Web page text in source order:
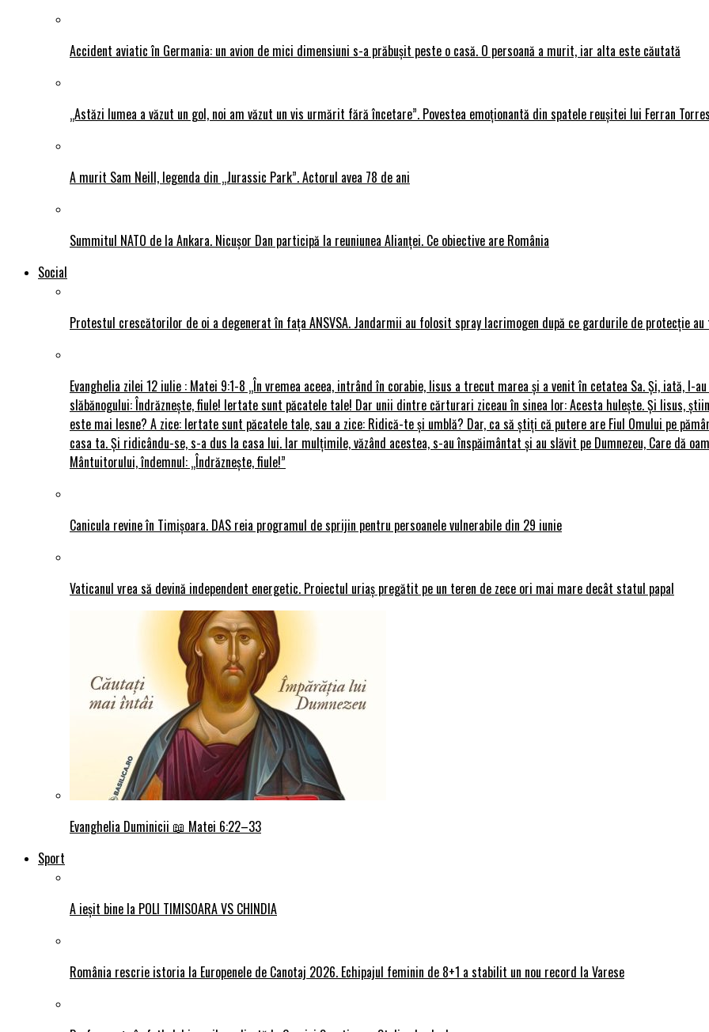
Accident aviatic în Germania: un avion de mici dimensiuni s-a prăbușit peste o casă. O persoană a murit, iar alta este căutată
„Astăzi lumea a văzut un gol, noi am văzut un vis urmărit fără încetare”. Povestea emoționantă din spatele reușitei lui Ferran
A murit Sam Neill, legenda din „Jurassic Park”. Actorul avea 78 de ani
Summitul NATO de la Ankara. Nicușor Dan participă la reuniunea Alianței. Ce obiective are România
Social
Protestul crescătorilor de oi a degenerat în fața ANSVSA. Jandarmii au folosit spray lacrimogen după ce gardurile de protecție
Evanghelia zilei 12 iulie : Matei 9:1-8 „În vremea aceea, intrând în corabie, Iisus a trecut marea și a venit în cetatea Sa. Și, iată, I-
slăbănogului: Îndrăznește, fiule! Iertate sunt păcatele tale! Dar unii dintre cărturari ziceau în sinea lor: Acesta hulește. Și Iisus,
este mai lesne? A zice: Iertate sunt păcatele tale, sau a zice: Ridică-te și umblă? Dar, ca să știți că putere are Fiul Omului pe
casa ta. Și ridicându-se, s-a dus la casa lui. Iar mulțimile, văzând acestea, s-au înspăimântat și au slăvit pe Dumnezeu, Care dă
Mântuitorului, îndemnul: „Îndrăznește, fiule!”
Canicula revine în Timișoara. DAS reia programul de sprijin pentru persoanele vulnerabile din 29 iunie
Vaticanul vrea să devină independent energetic. Proiectul uriaș pregătit pe un teren de zece ori mai mare decât statul papal
Evanghelia Duminicii 📖 Matei 6:22–33
Sport
A ieșit bine la POLI TIMISOARA VS CHINDIA
România rescrie istoria la Europenele de Canotaj 2026. Echipajul feminin de 8+1 a stabilit un nou record la Varese